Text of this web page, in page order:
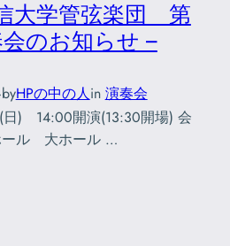
大学管弦楽団 第
のお知らせ –
byHPの中の人in 演奏会
日) 14:00開演(13:30開場) 会
ール 大ホール …